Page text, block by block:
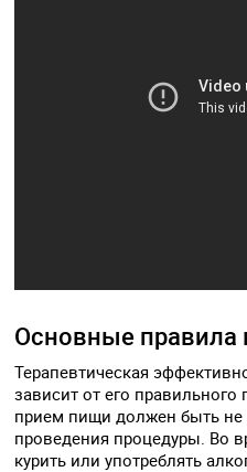
Основные правила
Терапевтическая
зависит от его
прием пищи должен быть не
проведения процедуры. Во
курить или употреблять